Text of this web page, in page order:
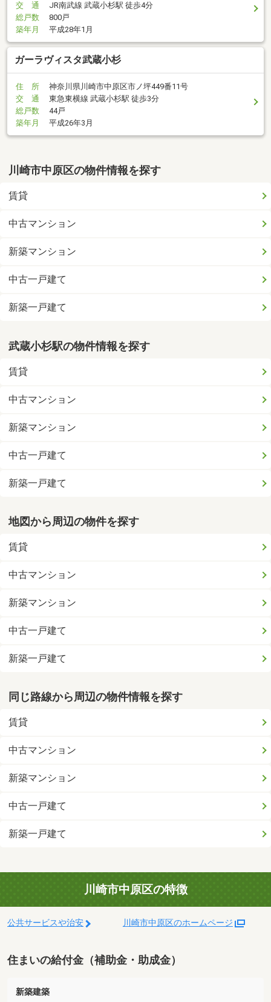
交 通
JR南武線 武蔵小杉駅 徒歩4分
総戸数
800戸
築年月
平成28年1月
ガーラヴィスタ武蔵小杉
住 所
神奈川県川崎市中原区市ノ坪449番11号
交 通
東急東横線 武蔵小杉駅 徒歩3分
総戸数
44戸
築年月
平成26年3月
川崎市中原区の物件情報を探す
賃貸
中古マンション
新築マンション
中古一戸建て
新築一戸建て
武蔵小杉駅の物件情報を探す
賃貸
中古マンション
新築マンション
中古一戸建て
新築一戸建て
地図から周辺の物件を探す
賃貸
中古マンション
新築マンション
中古一戸建て
新築一戸建て
同じ路線から周辺の物件情報を探す
賃貸
中古マンション
新築マンション
中古一戸建て
新築一戸建て
川崎市中原区の特徴
公共サービスや治安 川崎市中原区のホームページ
住まいの給付金（補助金・助成金）
新築建築